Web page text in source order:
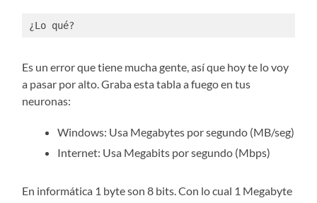
¿Lo qué?
Es un error que tiene mucha gente, así que hoy te lo voy
a pasar por alto. Graba esta tabla a fuego en tus
neuronas:
Windows: Usa Megabytes por segundo (MB/seg)
Internet: Usa Megabits por segundo (Mbps)
En informática 1 byte son 8 bits. Con lo cual 1 Megabyte